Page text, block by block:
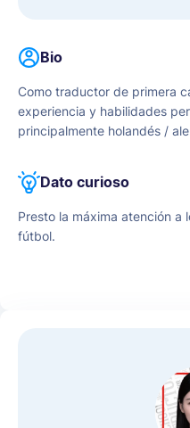
Bio
Como traductor de primera
experiencia y habilidades
principalmente holandés /
Un ingeniero bilingüe
Berlín, Alemania. Nacido y
holandesa-alemana y padre
Inglesa por la Universidad
+TIMELY +PERFORMANCE
+EXCELLENCE +QUALITY
clientes, lo más primordial,
servicio de calidad y
Dato curioso
Presto la máxima atención a
fútbol.